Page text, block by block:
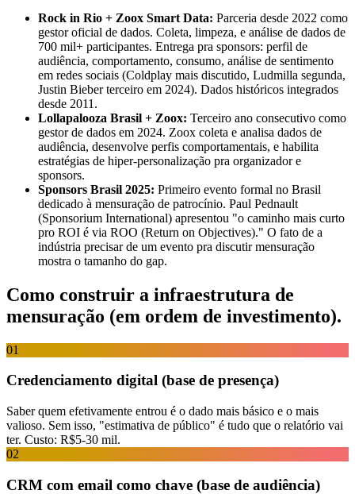
Rock in Rio + Zoox Smart Data: Parceria desde 2022 como
gestor oficial de dados. Coleta, limpeza, e análise de dados de
700 mil+ participantes. Entrega pra sponsors: perfil de
audiência, comportamento, consumo, análise de sentimento
em redes sociais (Coldplay mais discutido, Ludmilla segunda,
Justin Bieber terceiro em 2024). Dados históricos integrados
desde 2011.
Lollapalooza Brasil + Zoox: Terceiro ano consecutivo como
gestor de dados em 2024. Zoox coleta e analisa dados de
audiência, desenvolve perfis comportamentais, e habilita
estratégias de hiper-personalização pra organizador e
sponsors.
Sponsors Brasil 2025: Primeiro evento formal no Brasil
dedicado à mensuração de patrocínio. Paul Pednault
(Sponsorium International) apresentou "o caminho mais curto
pro ROI é via ROO (Return on Objectives)." O fato de a
indústria precisar de um evento pra discutir mensuração
mostra o tamanho do gap.
Como construir a infraestrutura de
mensuração (em ordem de investimento).
01
Credenciamento digital (base de presença)
Saber quem efetivamente entrou é o dado mais básico e o mais
valioso. Sem isso, "estimativa de público" é tudo que o relatório vai
ter. Custo: R$5-30 mil.
02
CRM com email como chave (base de audiência)